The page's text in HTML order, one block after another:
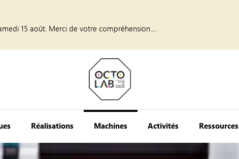
15 août. Merci de votre compréhension....
Réalisations Machines Activités Ressources